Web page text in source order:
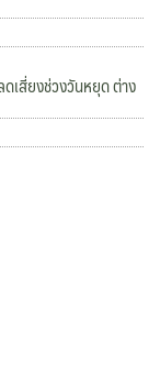
เสี่ยงช่วงวันหยุด ต่าง